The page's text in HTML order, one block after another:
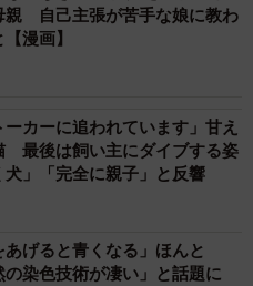
親 自己主張が苦手な娘に教わ
漫画】
ーカーに追われています」甘え
最後は飼い主にダイブする姿
犬」「完全に親子」と反響
あげると青くなる」ほんと
染色技術が凄い」と話題に